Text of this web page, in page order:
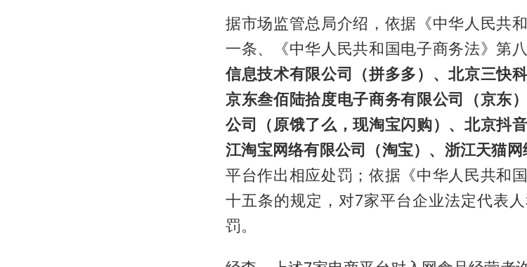
据市场监管总局介绍，依据《中华人民共
一条、《中华人民共和国电子商务法》第
信息技术有限公司（拼多多）、北京三快
京东叁佰陆拾度电子商务有限公司（京东
公司（原饿了么，现淘宝闪购）、北京抖
江淘宝网络有限公司（淘宝）、浙江天猫网
平台作出相应处罚；依据《中华人民共和
十五条的规定，对7家平台企业法定代表
罚。